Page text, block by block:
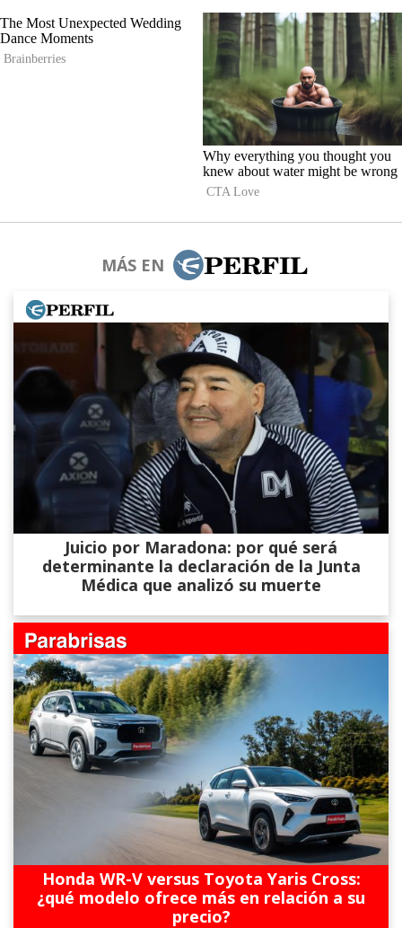
MÁS EN
Juicio por Maradona: por qué será
determinante la declaración de la Junta
Médica que analizó su muerte
Honda WR-V versus Toyota Yaris Cross:
¿qué modelo ofrece más en relación a su
precio?